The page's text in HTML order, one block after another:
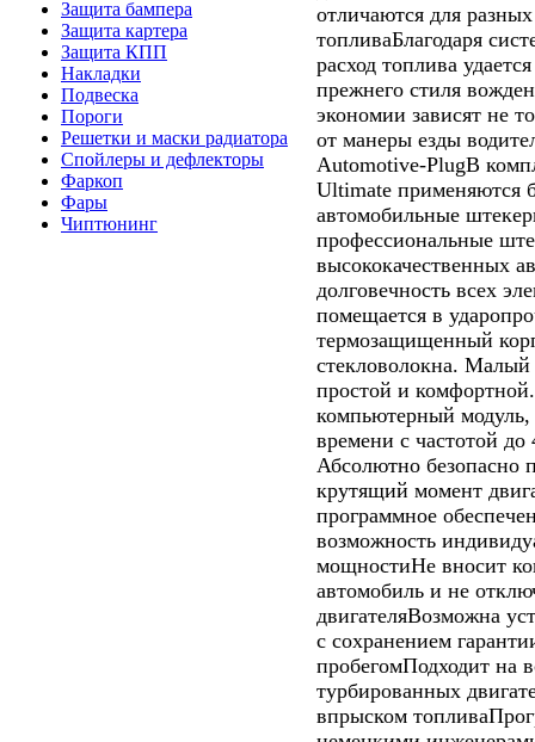
Защита бампера
Защита картера
Защита КПП
Накладки
Подвеска
Пороги
Решетки и маски радиатора
Спойлеры и дефлекторы
Фаркоп
Фары
Чиптюнинг
отличаются для
топливаБлагодаря
расход топлива
прежнего стиля
экономии зависят не
от манеры езды
Automotive-PlugВ
Ultimate применяются
автомобильные
профессиональные
высококачественных
долговечность всех
помещается в
термозащищенный
стекловолокна. Малый
простой и
компьютерный
времени с частотой
Абсолютно безопасно
крутящий момент
программное
возможность
мощностиНе вносит
автомобиль и не
двигателяВозможна
с сохранением
пробегомПодходит на
турбированных
впрыском